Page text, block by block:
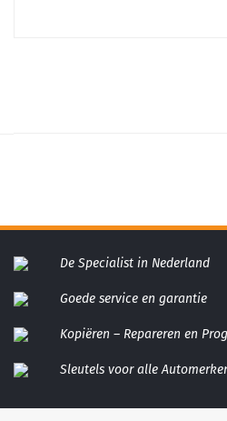
De Specialist in Nederland
Goede service en garantie
Kopiëren – Repareren en
Sleutels voor alle